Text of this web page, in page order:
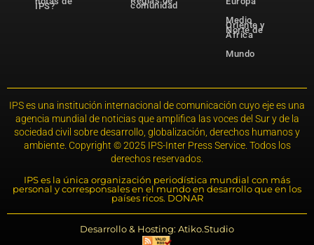
IPS? comunidad
Medio
Oriente y
Norte de
África
Mundo
IPS es una institución internacional de comunicación cuyo eje es una
agencia mundial de noticias que amplifica las voces del Sur y de la
sociedad civil sobre desarrollo, globalización, derechos humanos y
ambiente. Copyright © 2025 IPS-Inter Press Service. Todos los
derechos reservados.
IPS es la única organización periodística mundial con más
personal y corresponsales en el mundo en desarrollo que en los
países ricos. DONAR
Desarrollo & Hosting: Atiko.Studio